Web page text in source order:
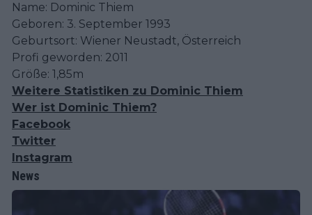
Name: Dominic Thiem
Geboren: 3. September 1993
Geburtsort: Wiener Neustadt, Österreich
Profi geworden: 2011
Größe: 1,85m
Weitere Statistiken zu Dominic Thiem
Wer ist Dominic Thiem?
Facebook
Twitter
Instagram
News